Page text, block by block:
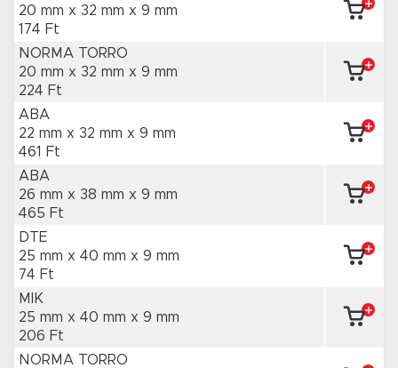
20 mm x 32 mm x 9 mm
174 Ft
NORMA TORRO
20 mm x 32 mm x 9 mm
224 Ft
ABA
22 mm x 32 mm x 9 mm
461 Ft
ABA
26 mm x 38 mm x 9 mm
465 Ft
DTE
25 mm x 40 mm x 9 mm
74 Ft
MIK
25 mm x 40 mm x 9 mm
206 Ft
NORMA TORRO